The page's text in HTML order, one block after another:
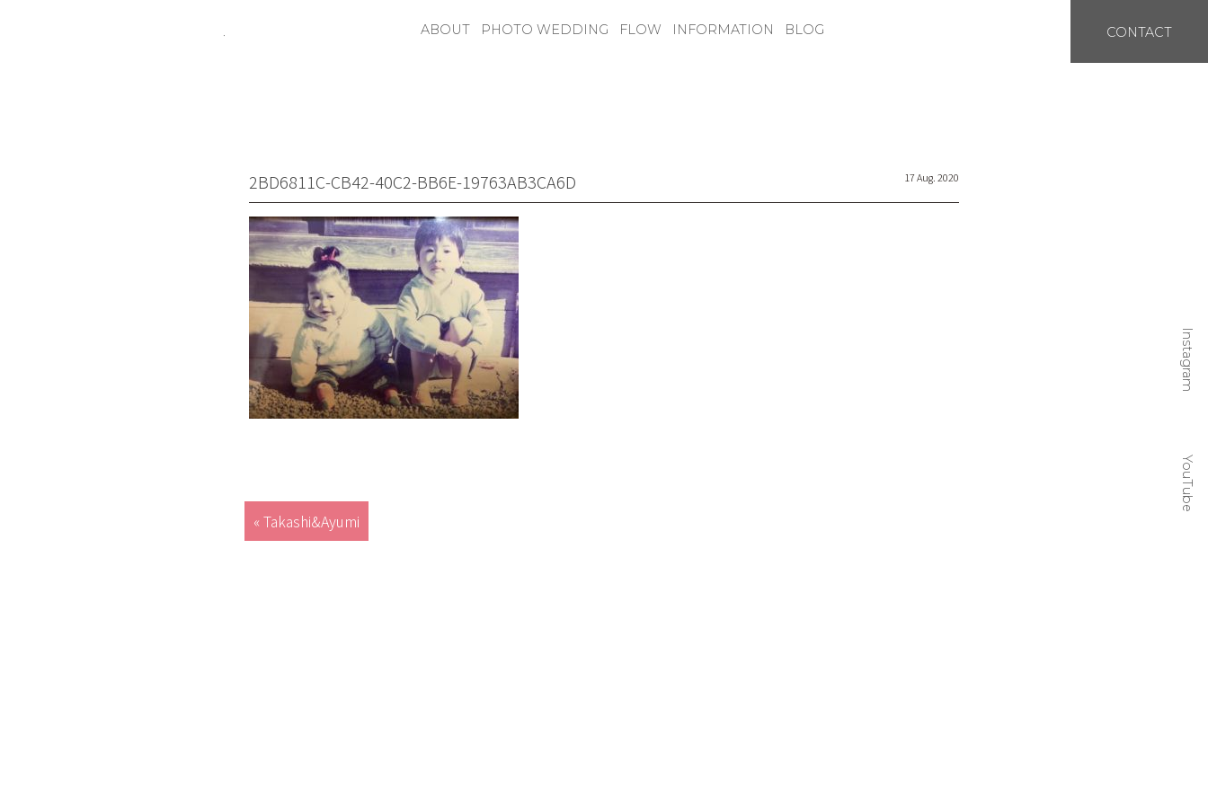
ハピシェア | 山梨フォトウエディング
ABOUT PHOTO WEDDING FLOW INFORMATION BLOG CONTACT
Instagram
YouTube
17 Aug. 2020
2BD6811C-CB42-40C2-BB6E-19763AB3CA6D
« Takashi&Ayumi